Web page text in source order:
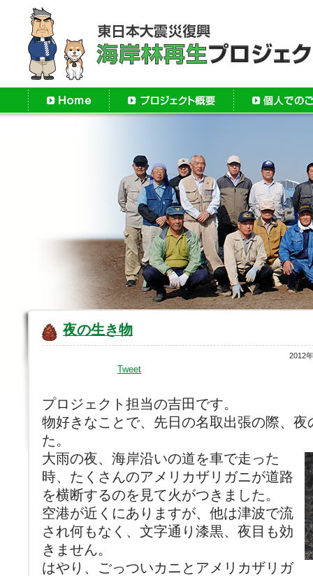
夜の生き物
2012
Tweet
プロジェクト担当の吉田です。
物好きなことで、先日の名取出張の際、
た。
大雨の夜、海岸沿いの道を車で走った
時、たくさんのアメリカザリガニが道路
を横断するのを見て火がつきました。
空港が近くにありますが、他は津波で流
され何もなく、文字通り漆黒、夜目も効
きません。
はやり、ごっついカニとアメリカザリガ